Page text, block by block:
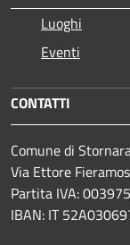
Luoghi
Eventi
CONTATTI
Comune di
Via Ettore
Partita IVA:
IBAN: IT